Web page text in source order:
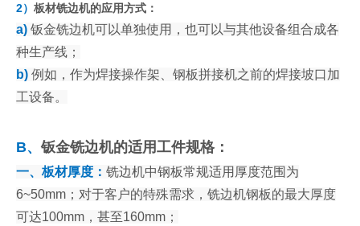
2） 板材铣边机的应用方式：
a) 钣金铣边机可以单独使用，也可以与其他设备组合成各
种生产线；
b) 例如，作为焊接操作架、钢板拼接机之前的焊接坡口加
工设备。
B、钣金铣边机的适用工件规格：
一、板材厚度： 铣边机中钢板常规适用厚度范围为
6~50mm；对于客户的特殊需求，铣边机钢板的最大厚度
可达100mm，甚至160mm；